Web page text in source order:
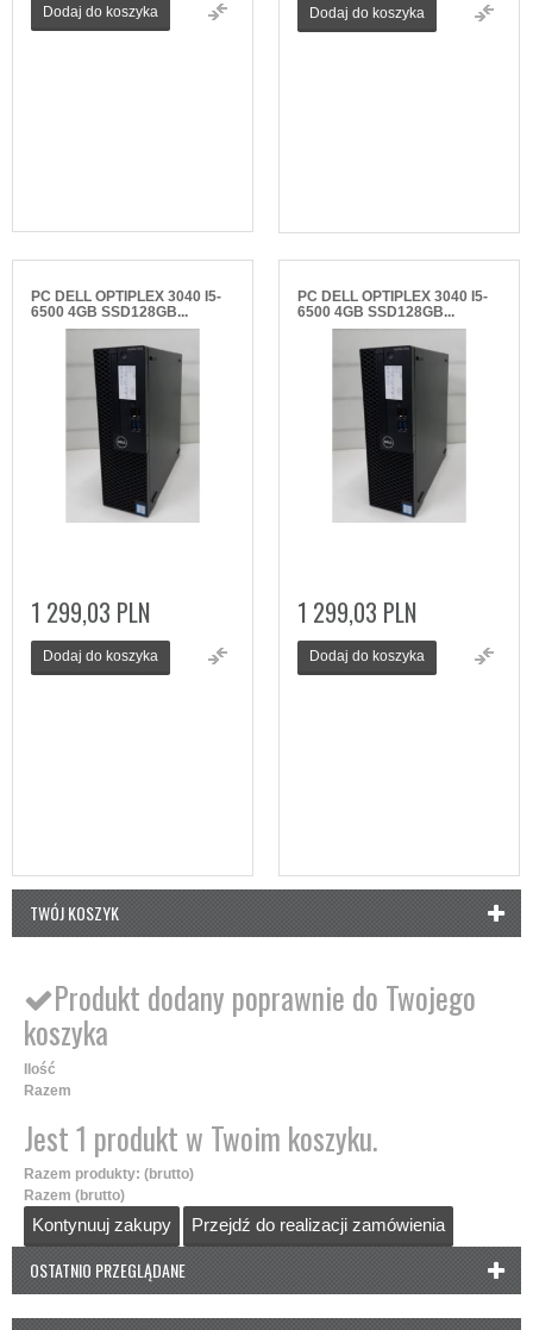
Dodaj do koszyka Dodaj do koszyka
PC DELL OPTIPLEX 3040 I5-
6500 4GB SSD128GB...
1 299,03 PLN
Dodaj do koszyka
PC DELL OPTIPLEX 3040 I5-
6500 4GB SSD128GB...
1 299,03 PLN
Dodaj do koszyka
TWÓJ KOSZYK
Produkt dodany poprawnie do Twojego
koszyka
Ilość
Razem
Jest 1 produkt w Twoim koszyku.
Razem produkty: (brutto)
Razem (brutto)
Kontynuuj zakupy Przejdź do realizacji zamówienia
OSTATNIO PRZEGLĄDANE